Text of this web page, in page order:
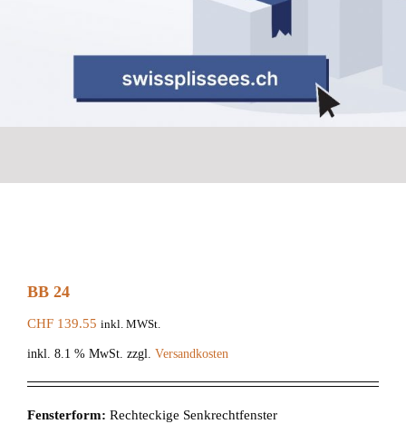
BB 24
CHF 139.55 inkl. MWSt.
inkl. 8.1 % MwSt. zzgl. Versandkosten
Fensterform: Rechteckige Senkrechtfenster